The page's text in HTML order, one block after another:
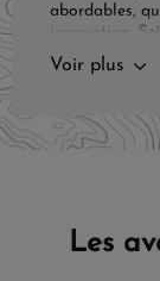
abordables,
innovation.
allant des
montres
inoxydable,
cuir ou en
Voir plus
Les